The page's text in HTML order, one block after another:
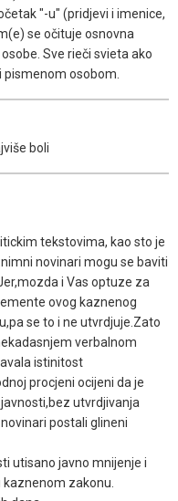
"-u" (pridjevi i imenice,
se očituje osnovna
Sve rieči svieta ako
pismenom osobom.
boli
tekstovima, kao sto je
novinari mogu se baviti
i Vas optuze za
ovog kaznenog
se to i ne utvrdjuje.Zato
verbalnom
istinitost
procjeni ocijeni da je
utvrdjivanja
postali glineni
utisano javno mnijenje i
zakonu.